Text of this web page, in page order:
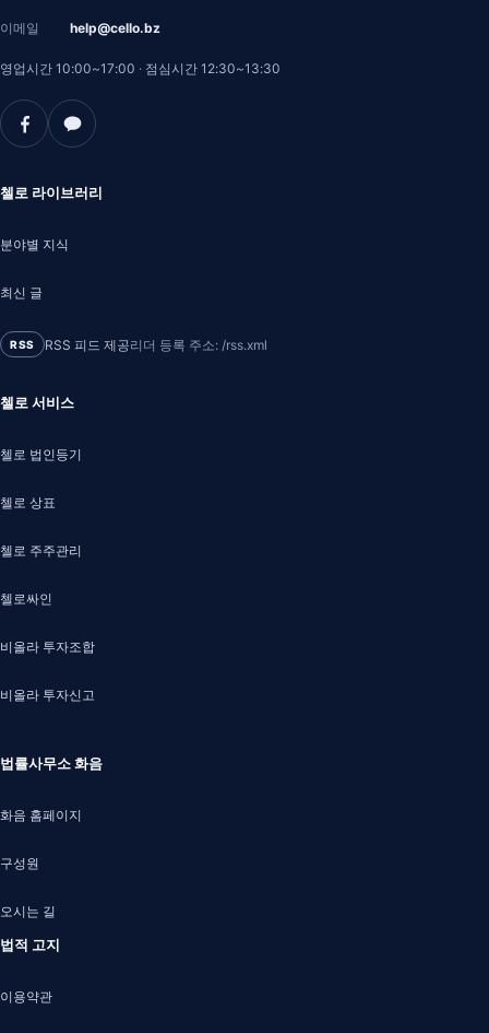
이메일 help@cello.bz
영업시간 10:00~17:00 · 점심시간 12:30~13:30
첼로 라이브러리
분야별 지식
최신 글
RSS RSS 피드 제공리더 등록 주소: /rss.xml
첼로 서비스
첼로 법인등기
첼로 상표
첼로 주주관리
첼로싸인
비올라 투자조합
비올라 투자신고
법률사무소 화음
화음 홈페이지
구성원
오시는 길
법적 고지
이용약관